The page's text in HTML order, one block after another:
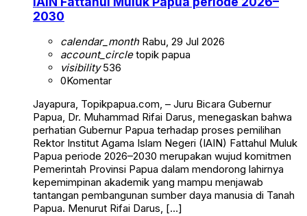
2030
calendar_monthRabu, 29 Jul 2026
account_circletopik papua
visibility536
0Komentar
Jayapura, Topikpapua.com, – Juru Bicara Gubernur
Papua, Dr. Muhammad Rifai Darus, menegaskan bahwa
perhatian Gubernur Papua terhadap proses pemilihan
Rektor Institut Agama Islam Negeri (IAIN) Fattahul Muluk
Papua periode 2026–2030 merupakan wujud komitmen
Pemerintah Provinsi Papua dalam mendorong lahirnya
kepemimpinan akademik yang mampu menjawab
tantangan pembangunan sumber daya manusia di Tanah
Papua. Menurut Rifai Darus, […]